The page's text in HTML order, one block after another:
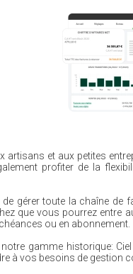
artisans et aux petites
profiter de la
gérer toute la chaîne
que vous pourrez entre
ou en abonnement.
gamme historique:
à vos besoins de gestion